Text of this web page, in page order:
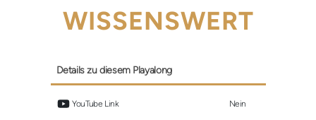
WISSENSWERT
Details zu diesem Playalong
YouTube Link Nein